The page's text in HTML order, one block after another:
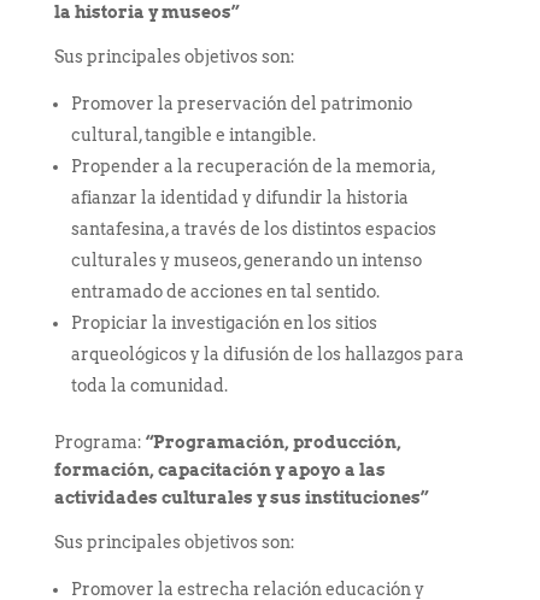
la historia y museos”
Sus principales objetivos son:
Promover la preservación del patrimonio
cultural, tangible e intangible.
Propender a la recuperación de la memoria,
afianzar la identidad y difundir la historia
santafesina, a través de los distintos espacios
culturales y museos, generando un intenso
entramado de acciones en tal sentido.
Propiciar la investigación en los sitios
arqueológicos y la difusión de los hallazgos para
toda la comunidad.
Programa: “Programación, producción,
formación, capacitación y apoyo a las
actividades culturales y sus instituciones”
Sus principales objetivos son:
Promover la estrecha relación educación y